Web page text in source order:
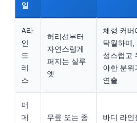
일
A라
인
드
레
스
허리선부터
자연스럽게
퍼지는 실루
엣
체형 커버
탁월하며,
성스럽고
아한 분위
연출
머
메
무릎 또는 종
바디 라인